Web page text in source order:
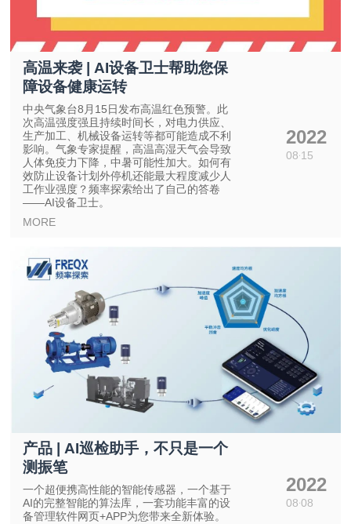
高温来袭 | AI设备卫士帮助您保
障设备健康运转
中央气象台8月15日发布高温红色预警。此
次高温强度强且持续时间长，对电力供应、
生产加工、机械设备运转等都可能造成不利
影响。气象专家提醒，高温高湿天气会导致
人体免疫力下降，中暑可能性加大。如何有
效防止设备计划外停机还能最大程度减少人
工作业强度？频率探索给出了自己的答卷
——AI设备卫士。
MORE
2022
08 15
产品 | AI巡检助手，不只是一个
测振笔
一个超便携高性能的智能传感器，一个基于
AI的完整智能的算法库，一套功能丰富的设
备管理软件网页+APP为您带来全新体验。
2022
08 08